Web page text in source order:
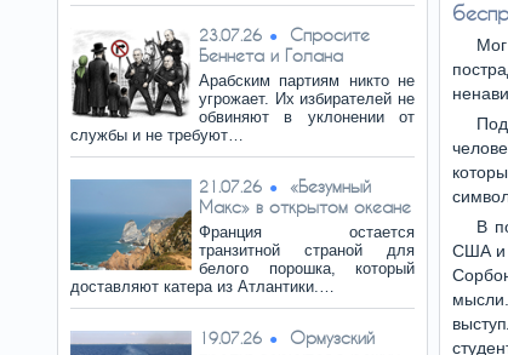
23.07.26
Спросите
Беннета и Голана
Арабским партиям никто не
угрожает. Их избирателей не
обвиняют в уклонении от
службы и не требуют…
21.07.26
«Безумный
Макс» в открытом океане
Франция остается
транзитной страной для
белого порошка, который
доставляют катера из Атлантики.…
19.07.26
Ормузский
В
США и